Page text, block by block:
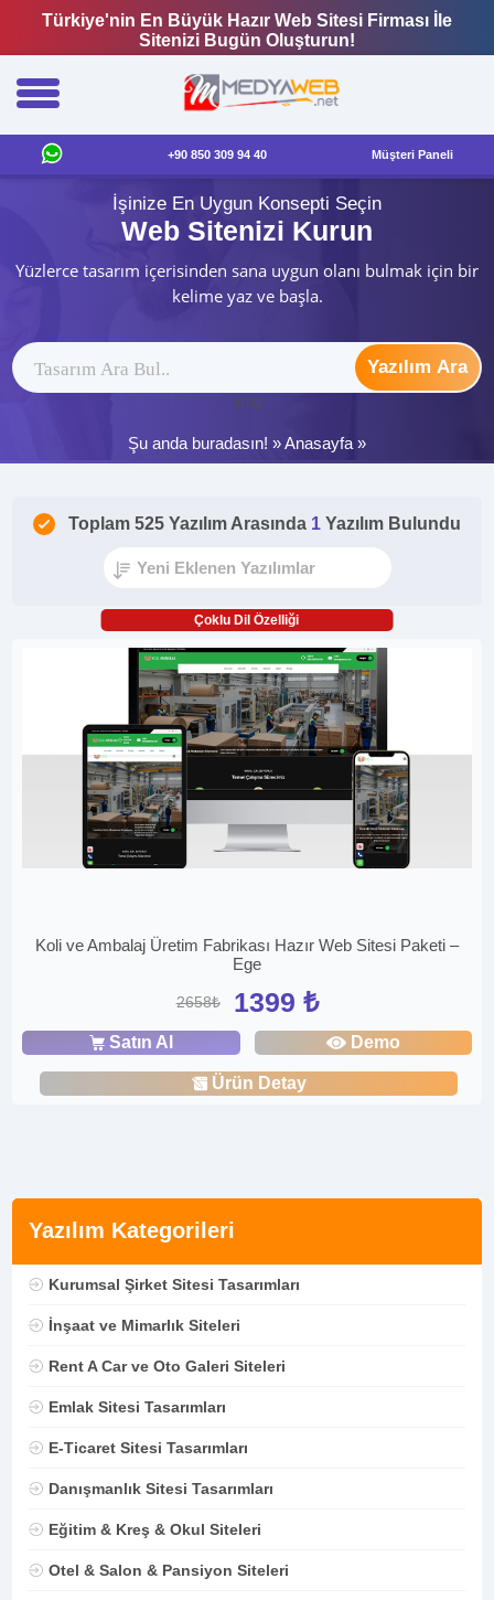
Türkiye'nin En Büyük Hazır Web Sitesi Firması İle
Sitenizi Bugün Oluşturun!
+90 850 309 94 40 Müşteri Paneli
İşinize En Uygun Konsepti Seçin
Web Sitenizi Kurun
Yüzlerce tasarım içerisinden sana uygun olanı bulmak için bir
kelime yaz ve başla.
Yazılım Ara
ytag
Şu anda buradasın! »Anasayfa »
Yazılım Kategorileri
Kurumsal Şirket Sitesi Tasarımları
İnşaat ve Mimarlık Siteleri
Rent A Car ve Oto Galeri Siteleri
Emlak Sitesi Tasarımları
E-Ticaret Sitesi Tasarımları
Danışmanlık Sitesi Tasarımları
Eğitim & Kreş & Okul Siteleri
Otel & Salon & Pansiyon Siteleri
Toplam 525 Yazılım Arasında 1 Yazılım Bulundu
Çoklu Dil Özelliği
Koli ve Ambalaj Üretim Fabrikası Hazır Web Sitesi Paketi –
Ege
2658₺ 1399 ₺
Satın Al Demo
Ürün Detay